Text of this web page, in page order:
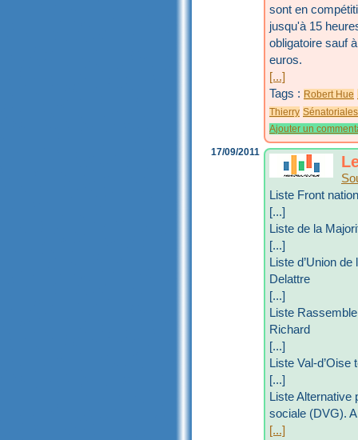
sont en
jusqu'à 15
obligatoire sauf
euros.
[...]
Tags : Robert Hue
Thierry
Ajouter un
17/09/2011
Liste Front
[...]
Liste de la
[...]
Liste d’Union
Delattre
[...]
Liste
Richard
[...]
Liste Val-
[...]
Liste Alternative
sociale (DVG).
[...]